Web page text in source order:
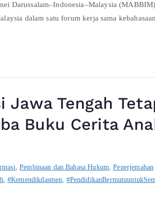
Darussalam–Indonesia–Malaysia
dalam satu forum kerja sama
Jawa Tengah
Buku Cerita
,Pembinaan dan Bahasa Hukum,Penerjemahan
, #Kemendikdasmen,